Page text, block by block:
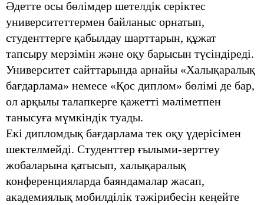
Әдетте осы бөлімдер шетелдік серіктес
университеттермен байланыс орнатып,
студенттерге қабылдау шарттарын, құжат
тапсыру мерзімін және оқу барысын түсіндіреді.
Университет сайттарында арнайы «Халықаралық
бағдарлама» немесе «Қос диплом» бөлімі де бар,
ол арқылы талапкерге қажетті мәліметпен
танысуға мүмкіндік туады.
Екі дипломдық бағдарлама тек оқу үдерісімен
шектелмейді. Студенттер ғылыми-зерттеу
жобаларына қатысып, халықаралық
конференцияларда баяндамалар жасап,
академиялық мобилділік тәжірибесін кеңейте